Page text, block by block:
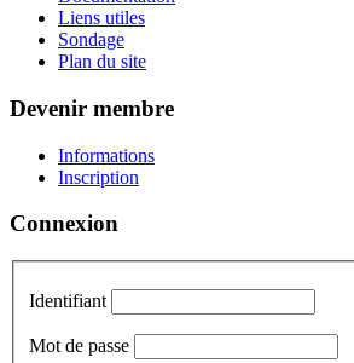
Liens utiles
Sondage
Plan du site
Devenir membre
Informations
Inscription
Connexion
Identifiant
Mot de passe